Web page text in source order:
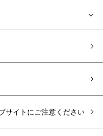
サイトにご注意ください